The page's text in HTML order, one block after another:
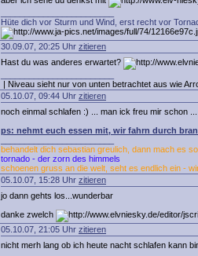
Hüte dich vor Sturm und Wind, erst recht vor
30.09.07, 20:25 Uhr zitieren
Hast du was anderes erwartet?
| Niveau sieht nur von unten betrachtet aus wie
05.10.07, 09:44 Uhr zitieren
noch einmal schlafen :) ... man ick freu mir schon ...
ps: nehmt euch essen mit, wir fahrn durch
behandelt dich sebastian greulich, dann mach es
tornado - der zorn des himmels
schoenen gruss an die welt, seht es endlich ein -
05.10.07, 15:28 Uhr zitieren
jo dann gehts los...wunderbar
danke zwelch
05.10.07, 21:05 Uhr zitieren
nicht merh lang ob ich heute nacht schlafen kann